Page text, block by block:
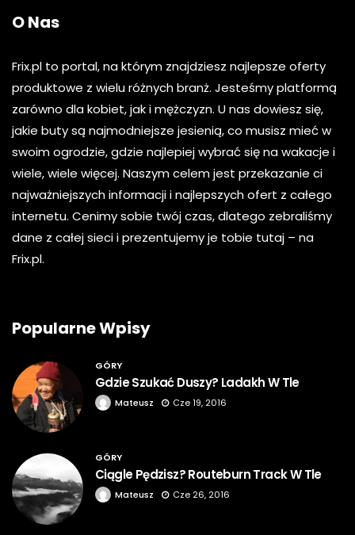
O Nas
Frix.pl to portal, na którym znajdziesz najlepsze oferty
produktowe z wielu różnych branż. Jesteśmy platformą
zarówno dla kobiet, jak i mężczyzn. U nas dowiesz się,
jakie buty są najmodniejsze jesienią, co musisz mieć w
swoim ogrodzie, gdzie najlepiej wybrać się na wakacje i
wiele, wiele więcej. Naszym celem jest przekazanie ci
najważniejszych informacji i najlepszych ofert z całego
internetu. Cenimy sobie twój czas, dlatego zebraliśmy
dane z całej sieci i prezentujemy je tobie tutaj – na
Frix.pl.
Popularne Wpisy
GÓRY
Gdzie Szukać Duszy? Ladakh W Tle
Mateusz Cze 19, 2016
GÓRY
Ciągle Pędzisz? Routeburn Track W Tle
Mateusz Cze 26, 2016